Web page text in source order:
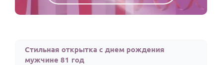
Стильная открытка с днем рождения
мужчине 81 год